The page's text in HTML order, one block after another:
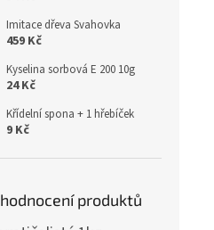
Imitace dřeva Svahovka
459 Kč
Kyselina sorbová E 200 10g
24 Kč
Křídelní spona + 1 hřebíček
9 Kč
produktů